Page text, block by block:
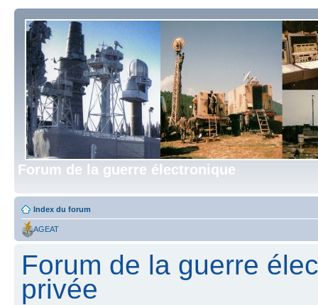
Forum de la guerre électronique
Index du forum
AGEAT
Forum de la guerre
privée